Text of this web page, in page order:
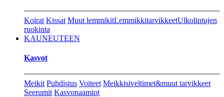
Koirat Kissat Muut lemmikitLemmikkitarvikkeetUlkolintujen
ruokinta
KAUNEUTEEN
Kasvot
Meikit Puhdistus Voiteet Meikkisiveltimet&muut tarvikkeet
Seerumit Kasvonaamiot